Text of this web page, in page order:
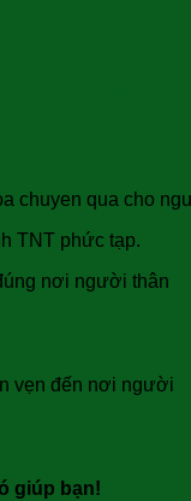
chuyen qua cho
TNT phức tạp.
nơi người thân
vẹn đến nơi người
giúp bạn!